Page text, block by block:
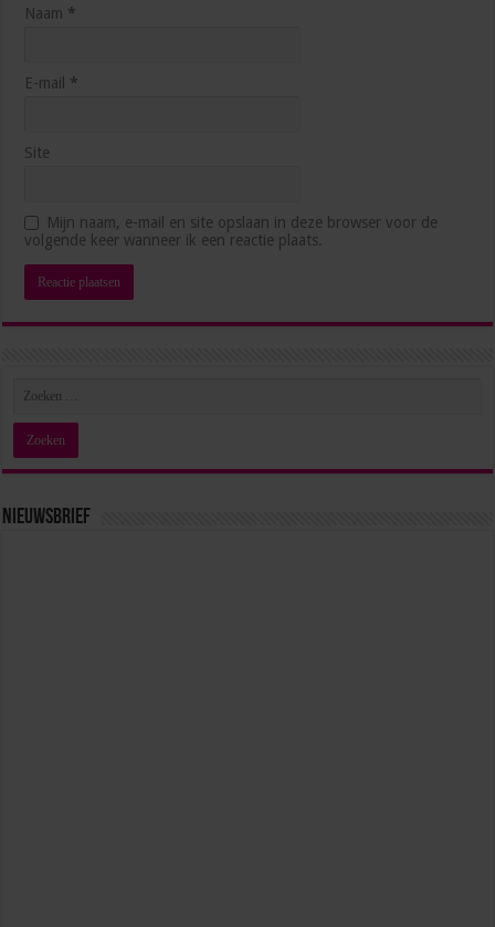
werk
3 weken ago
Naam *
E-mail *
Site
Mijn naam, e-mail en site opslaan in deze browser voor de
volgende keer wanneer ik een reactie plaats.
Nieuwsbrief